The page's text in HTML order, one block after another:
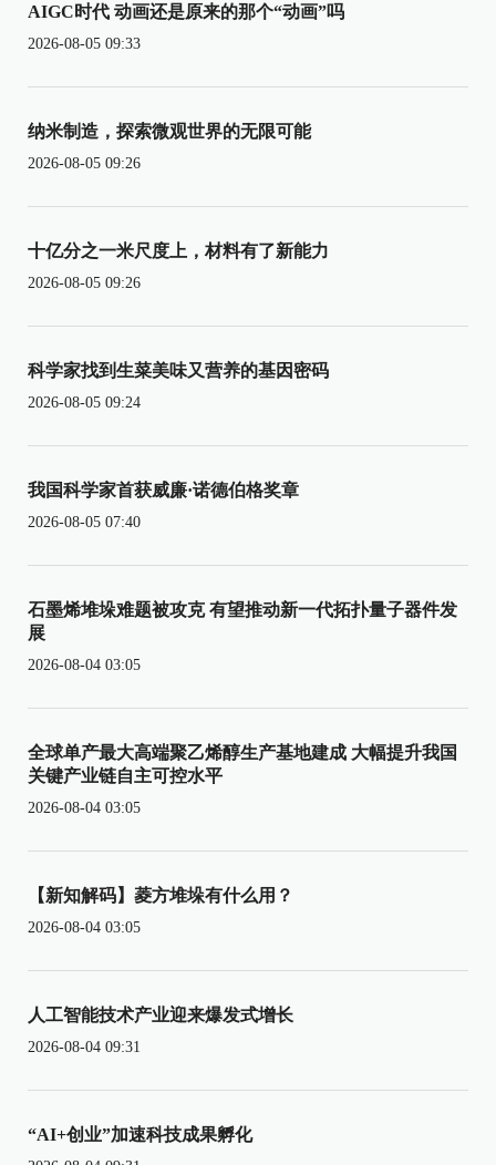
AIGC时代 动画还是原来的那个“动画”吗
2026-08-05 09:33
纳米制造，探索微观世界的无限可能
2026-08-05 09:26
十亿分之一米尺度上，材料有了新能力
2026-08-05 09:26
科学家找到生菜美味又营养的基因密码
2026-08-05 09:24
我国科学家首获威廉·诺德伯格奖章
2026-08-05 07:40
石墨烯堆垛难题被攻克 有望推动新一代拓扑量子器件发
展
2026-08-04 03:05
全球单产最大高端聚乙烯醇生产基地建成 大幅提升我国
关键产业链自主可控水平
2026-08-04 03:05
【新知解码】菱方堆垛有什么用？
2026-08-04 03:05
人工智能技术产业迎来爆发式增长
2026-08-04 09:31
“AI+创业”加速科技成果孵化